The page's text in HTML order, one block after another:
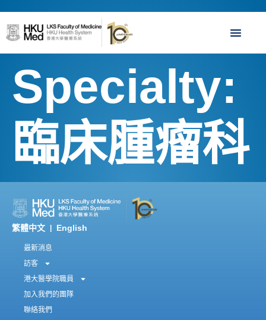
Specialty:
臨床腫瘤科
繁體中文 English
最新消息
訪客
港大醫學院職員
加入我們的團隊
聯絡我們